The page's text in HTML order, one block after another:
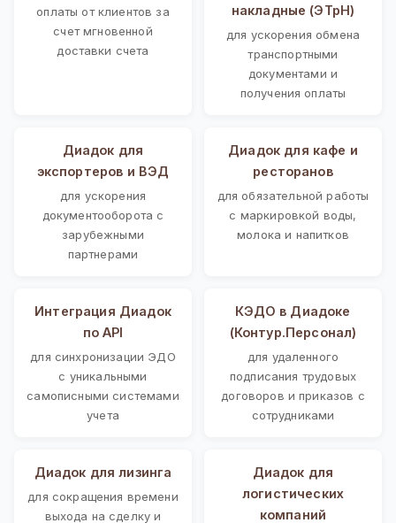
оплаты от клиентов за
счет мгновенной
доставки счета
накладные (ЭТрН)
для ускорения обмена
транспортными
документами и
получения оплаты
Диадок для
экспортеров и ВЭД
для ускорения
документооборота с
зарубежными
партнерами
Диадок для кафе и
ресторанов
для обязательной работы
с маркировкой воды,
молока и напитков
Интеграция Диадок
по API
для синхронизации ЭДО
с уникальными
самописными системами
учета
КЭДО в Диадоке
(Контур.Персонал)
для удаленного
подписания трудовых
договоров и приказов с
сотрудниками
Диадок для лизинга
для сокращения времени
выхода на сделку и
Диадок для
логистических
компаний